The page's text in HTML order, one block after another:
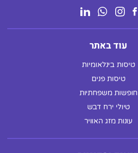
עוד באתר
טיסות בינלאומיות
טיסות פנים
חופשות משפחתיות
טיולי ירח דבש
עונות מזג האוויר